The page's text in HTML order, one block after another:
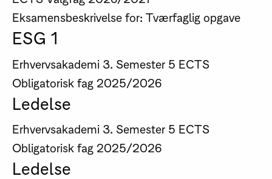
Eksamensbeskrivelse for: Tværfaglig opgave
ESG 1
Erhvervsakademi 3. Semester 5 ECTS
Obligatorisk fag 2025/2026
Ledelse
Erhvervsakademi 3. Semester 5 ECTS
Obligatorisk fag 2025/2026
Ledelse